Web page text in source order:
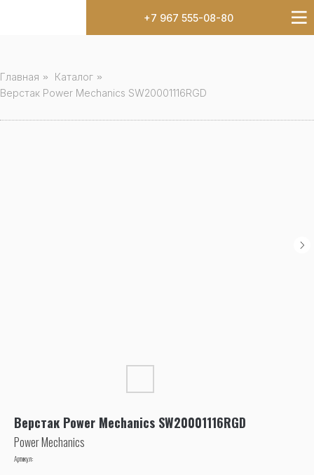
+7 967 555-08-80
Главная » Каталог »
Верстак Power Mechanics SW20001116RGD
Верстак Power Mechanics SW20001116RGD
Power Mechanics
Артикул: